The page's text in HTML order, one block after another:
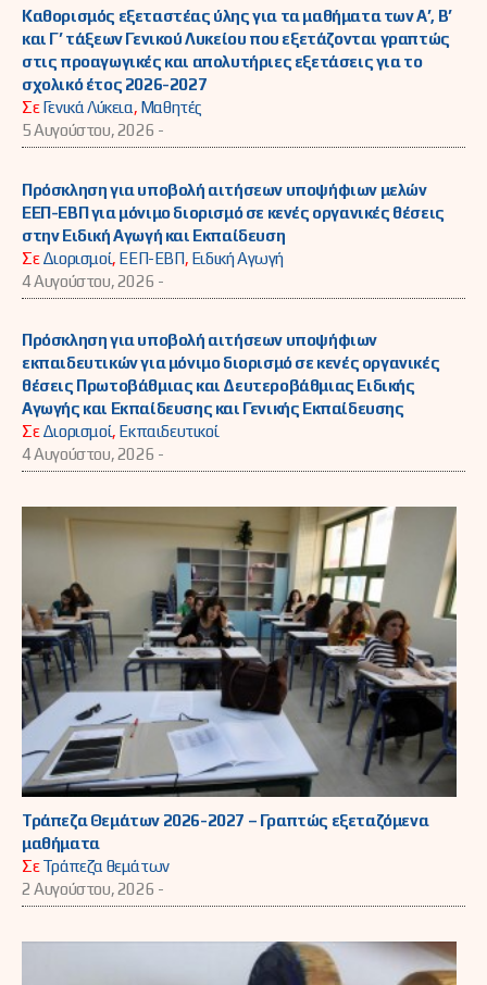
Καθορισμός εξεταστέας ύλης για τα μαθήματα των Α’, Β’
και Γ’ τάξεων Γενικού Λυκείου που εξετάζονται γραπτώς
στις προαγωγικές και απολυτήριες εξετάσεις για το
σχολικό έτος 2026-2027
ΣεΓενικά Λύκεια, Μαθητές
5 Αυγούστου, 2026 -
Πρόσκληση για υποβολή αιτήσεων υποψήφιων μελών
ΕΕΠ-ΕΒΠ για μόνιμο διορισμό σε κενές οργανικές θέσεις
στην Ειδική Αγωγή και Εκπαίδευση
ΣεΔιορισμοί, ΕΕΠ-ΕΒΠ, Ειδική Αγωγή
4 Αυγούστου, 2026 -
Πρόσκληση για υποβολή αιτήσεων υποψήφιων
εκπαιδευτικών για μόνιμο διορισμό σε κενές οργανικές
θέσεις Πρωτοβάθμιας και Δευτεροβάθμιας Ειδικής
Αγωγής και Εκπαίδευσης και Γενικής Εκπαίδευσης
ΣεΔιορισμοί, Εκπαιδευτικοί
4 Αυγούστου, 2026 -
Τράπεζα Θεμάτων 2026-2027 – Γραπτώς εξεταζόμενα
μαθήματα
ΣεΤράπεζα θεμάτων
2 Αυγούστου, 2026 -